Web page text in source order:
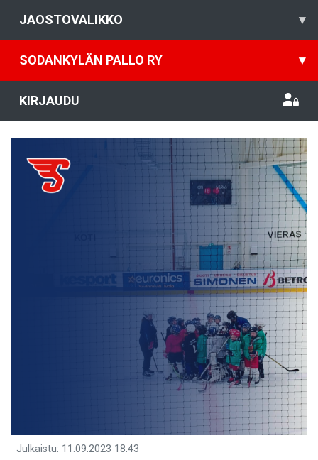
JAOSTOVALIKKO ▾
SODANKYLÄN PALLO RY ▾
KIRJAUDU
Julkaistu: 11.09.2023 18.43